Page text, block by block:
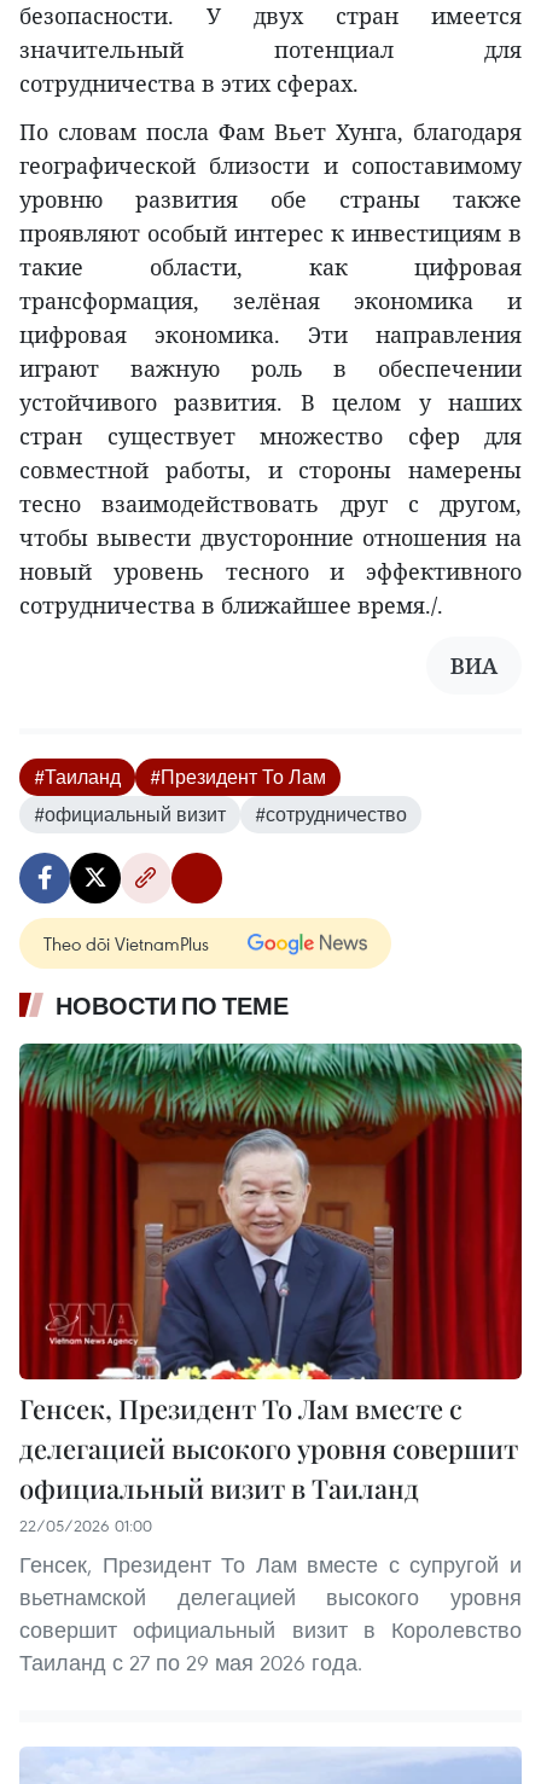
безопасности. У двух стран имеется
значительный потенциал для
сотрудничества в этих сферах.
По словам посла Фам Вьет Хунга, благодаря
географической близости и сопоставимому
уровню развития обе страны также
проявляют особый интерес к инвестициям в
такие области, как цифровая
трансформация, зелёная экономика и
цифровая экономика. Эти направления
играют важную роль в обеспечении
устойчивого развития. В целом у наших
стран существует множество сфер для
совместной работы, и стороны намерены
тесно взаимодействовать друг с другом,
чтобы вывести двусторонние отношения на
новый уровень тесного и эффективного
сотрудничества в ближайшее время./.
ВИА
#Таиланд
#Президент То Лам
#официальный визит
#сотрудничество
Theo dõi VietnamPlus
НОВОСТИ ПО ТЕМЕ
Генсек, Президент То Лам вместе с
делегацией высокого уровня совершит
официальный визит в Таиланд
22/05/2026 01:00
Генсек, Президент То Лам вместе с супругой и
вьетнамской делегацией высокого уровня
совершит официальный визит в Королевство
Таиланд с 27 по 29 мая 2026 года.